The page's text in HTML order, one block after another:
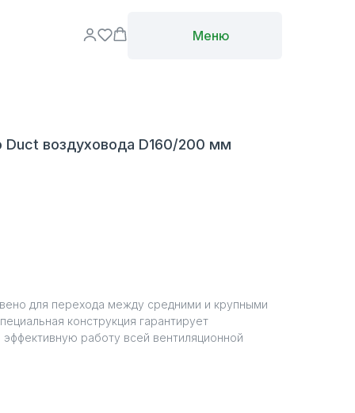
Меню
Duct воздуховода D160/200 мм
для перехода между средними и крупными
конструкция гарантирует
работу всей вентиляционной